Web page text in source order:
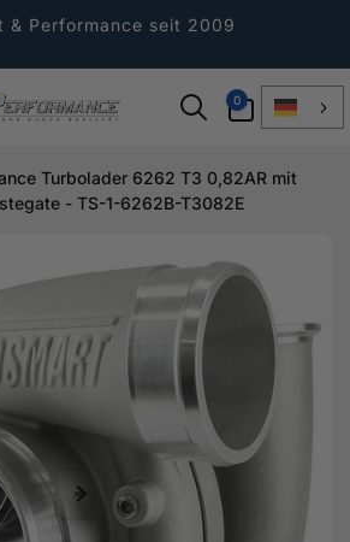
& Performance seit 2009
0
Artikel
Turbolader 6262 T3 0,82AR mit
- TS-1-6262B-T3082E